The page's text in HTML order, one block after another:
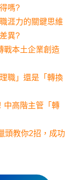
嗎?
涯力的關鍵思維
異?
戰本土企業創造
職」還是「轉換
中高階主管「轉
頭教你2招，成功